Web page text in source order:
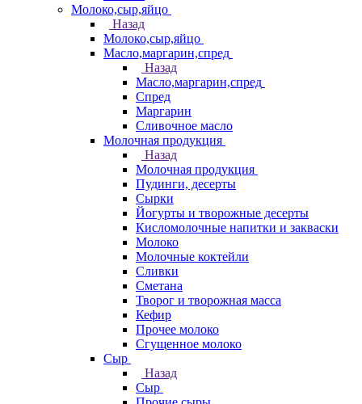
Молоко,сыр,яйцо
Назад
Молоко,сыр,яйцо
Масло,маргарин,спред
Назад
Масло,маргарин,спред
Спред
Маргарин
Сливочное масло
Молочная продукция
Назад
Молочная продукция
Пудинги, десерты
Сырки
Йогурты и творожные десерты
Кисломолочные напитки и закваски
Молоко
Молочные коктейли
Сливки
Сметана
Творог и творожная масса
Кефир
Прочее молоко
Сгущенное молоко
Сыр
Назад
Сыр